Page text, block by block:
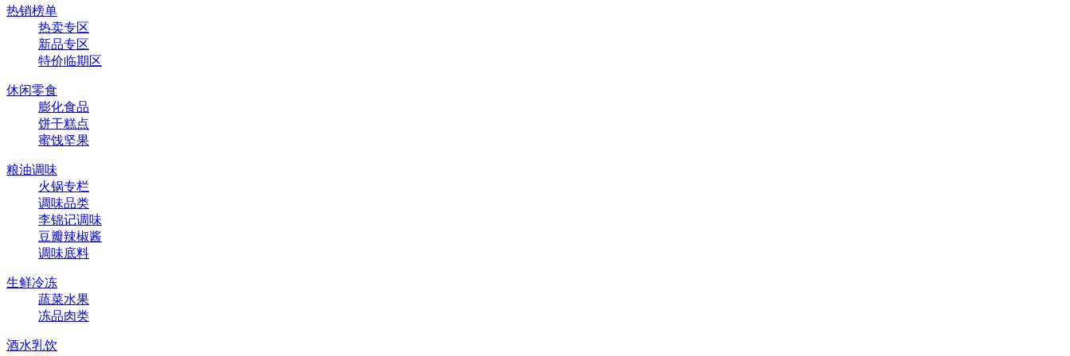
热销榜单
热卖专区
新品专区
特价临期区
休闲零食
膨化食品
饼干糕点
蜜饯坚果
粮油调味
火锅专栏
调味品类
李锦记调味
豆瓣辣椒酱
调味底料
生鲜冷冻
蔬菜水果
冻品肉类
酒水乳饮